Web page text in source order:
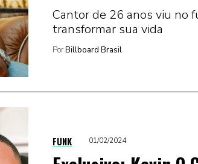
Cantor de 26 anos viu no
transformar sua vida
PorBillboard Brasil
FUNK 01/02/2024